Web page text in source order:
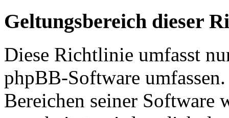
Geltungsbereich dieser
Diese Richtlinie umfasst
phpBB-Software
Bereichen seiner Software